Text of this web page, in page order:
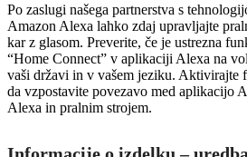
Po zaslugi našega partnerstva s
Amazon Alexa lahko zdaj upravljajte
kar z glasom. Preverite, če je ustrezna
“Home Connect” v aplikaciji Alexa na
vaši državi in v vašem jeziku. Aktivirajte
da vzpostavite povezavo med aplikacijo
Alexa in pralnim strojem.